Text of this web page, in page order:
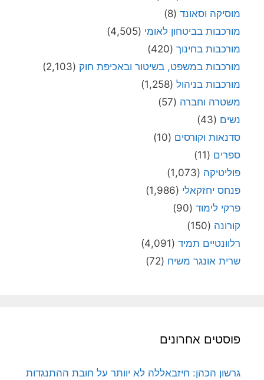
מוסיקה וסאונד (8)
מורכבות בביטחון לאומי (4,505)
מורכבות בחינוך (420)
מורכבות במשפט, בשיטור ובאכיפת חוק (2,103)
מורכבות בניהול (1,258)
משטרה וחברה (57)
נשים (43)
סדנאות וקורסים (10)
ספרים (11)
פוליטיקה (1,073)
פנחס יחזקאלי (1,986)
פרקי לימוד (90)
קורונה (150)
רלוונטיים תמיד (4,091)
שרית אונגר משיח (72)
פוסטים אחרונים
גרשון הכהן: חיזבאללה לא יוותר על חובת ההתנגדות